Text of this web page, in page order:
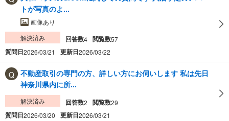
トが写真のよ...
画像あり
解決済み
回答数4 閲覧数57
質問日2026/03/21 更新日2026/03/22
不動産取引の専門の方、詳しい方にお伺いします 私は先日
神奈川県内に所...
解決済み 回答数2 閲覧数29
質問日2026/03/20 更新日2026/03/21